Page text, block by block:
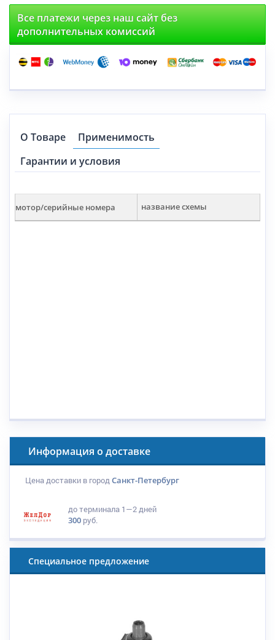
Все платежи через наш сайт без
дополнительных комиссий
О Товаре
Применимость
Гарантии и условия
мотор/серийные номера название схемы
Информация о доставке
Цена доставки в городСанкт-Петербург
до терминала 1—2 дней
300 руб.
Специальное предложение